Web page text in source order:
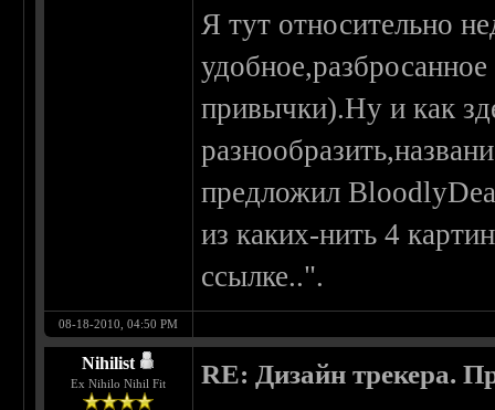
Я тут относительно
привычки).Ну и как
предложил
из каких-нить 4
ссылке..".
08-18-2010, 04:50 PM
Nihilist
Ex Nihilo Nihil Fit RE: Дизайн трекера.